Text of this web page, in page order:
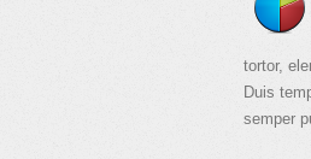
tortor,
Duis
semper